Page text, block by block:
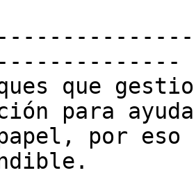
que
para
por eso